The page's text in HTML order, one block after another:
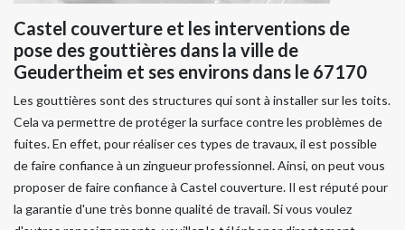
Castel couverture et les interventions de
pose des gouttières dans la ville de
Geudertheim et ses environs dans le 67170
Les gouttières sont des structures qui sont à installer sur les toits.
Cela va permettre de protéger la surface contre les problèmes de
fuites. En effet, pour réaliser ces types de travaux, il est possible
de faire confiance à un zingueur professionnel. Ainsi, on peut vous
proposer de faire confiance à Castel couverture. Il est réputé pour
la garantie d'une très bonne qualité de travail. Si vous voulez